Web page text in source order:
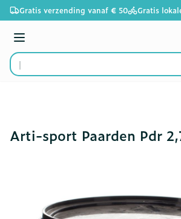
Ga naar de inhoud
Gratis verzending vanaf € 50 Gratis
Menu
Product, merk, categorie...
Arti-sport Paarden Pdr